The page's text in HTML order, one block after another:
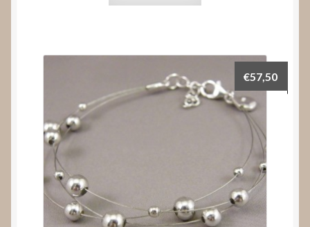
€57,50